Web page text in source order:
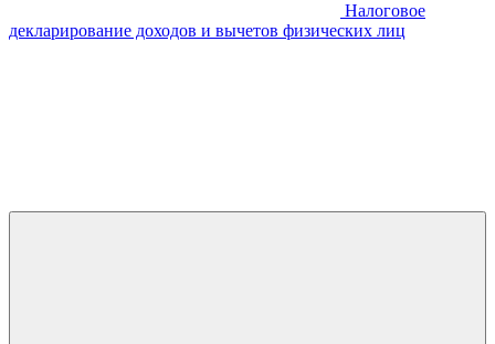
Налоговое
декларирование доходов и вычетов физических лиц